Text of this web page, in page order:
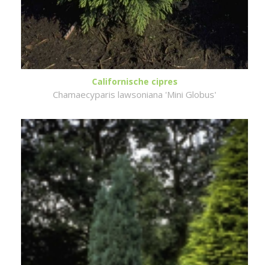
Californische cipres
Chamaecyparis lawsoniana 'Mini Globus'